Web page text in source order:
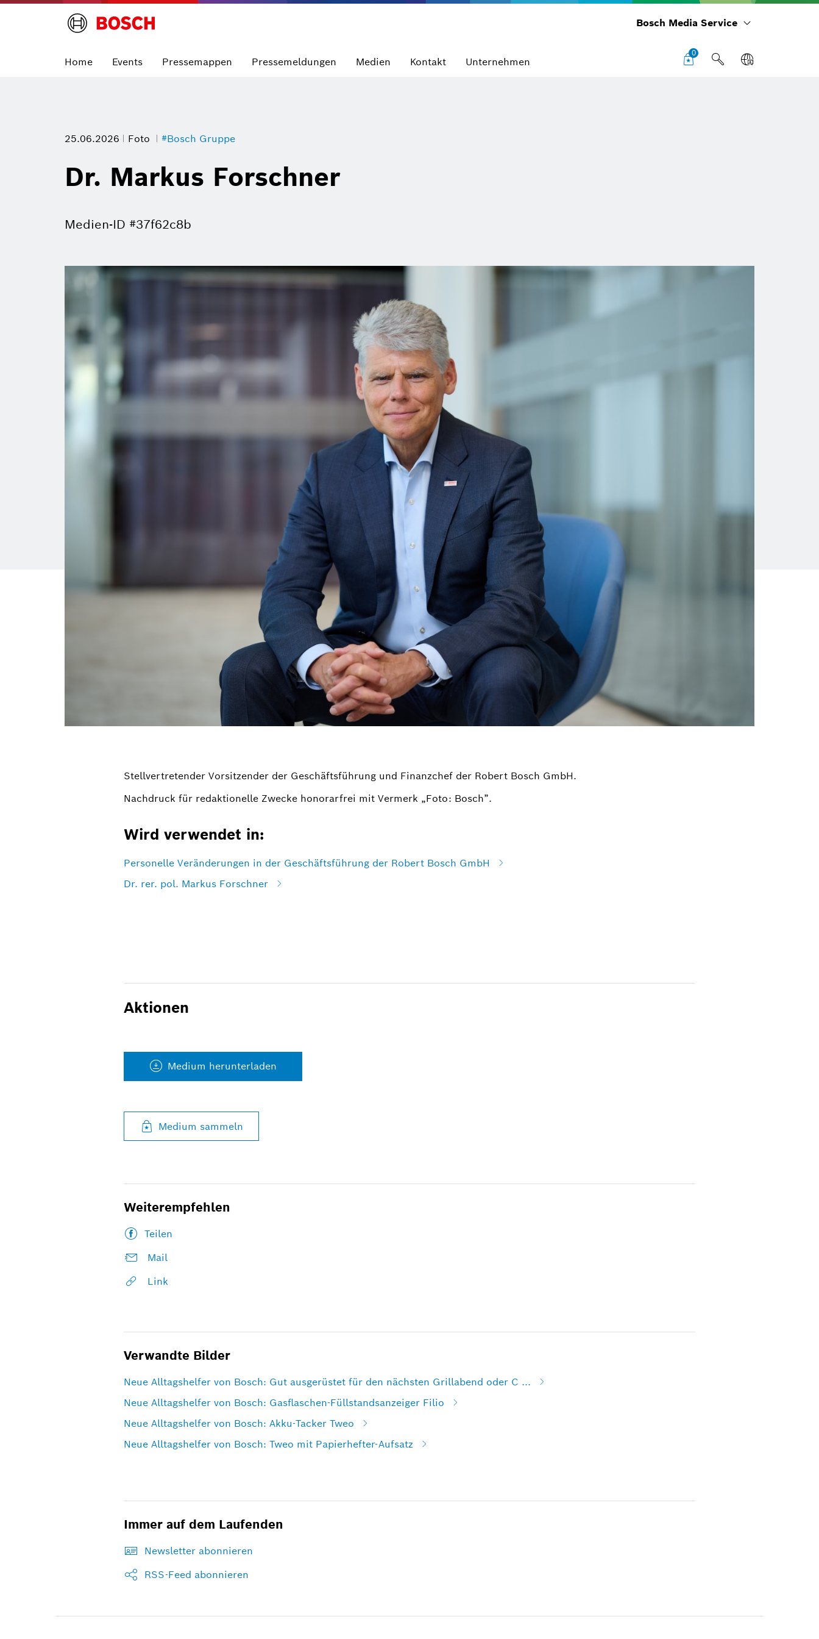
Bosch Media Service
Home Events Pressemappen Pressemeldungen Medien Kontakt Unternehmen
0
25.06.2026 Foto #Bosch Gruppe
Dr. Markus Forschner
Medien-ID #37f62c8b
Stellvertretender Vorsitzender der Geschäftsführung und Finanzchef der Robert Bosch GmbH.
Nachdruck für redaktionelle Zwecke honorarfrei mit Vermerk „Foto: Bosch”.
Wird verwendet in:
Personelle Veränderungen in der Geschäftsführung der Robert Bosch GmbH
Dr. rer. pol. Markus Forschner
Aktionen
Medium herunterladen
Medium sammeln
Weiterempfehlen
Teilen
Mail
Link
Verwandte Bilder
Neue Alltagshelfer von Bosch: Gut ausgerüstet für den nächsten Grillabend oder C ...
Neue Alltagshelfer von Bosch: Gasflaschen-Füllstandsanzeiger Filio
Neue Alltagshelfer von Bosch: Akku-Tacker Tweo
Neue Alltagshelfer von Bosch: Tweo mit Papierhefter-Aufsatz
Immer auf dem Laufenden
Newsletter abonnieren
RSS-Feed abonnieren